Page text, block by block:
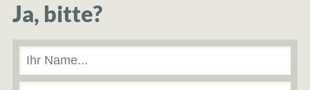
Ja, bitte?